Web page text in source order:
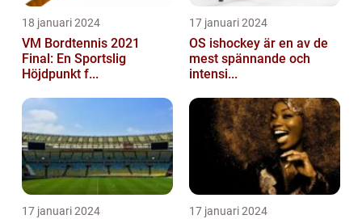
18 januari 2024
VM Bordtennis 2021
Final: En Sportslig
Höjdpunkt f...
17 januari 2024
OS ishockey är en av de
mest spännande och
intensi...
17 januari 2024 17 januari 2024